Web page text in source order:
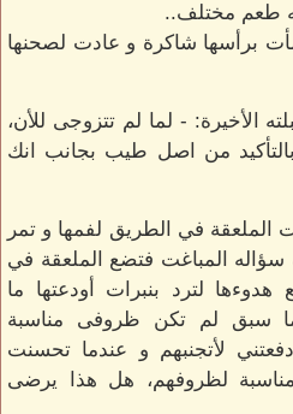
طعم مختلف..
برأسها شاكرة و عادت لصحنها
الأخيرة: - لما لم تتزوجى للأن،
من اصل طيب بجانب انك
الملعقة في الطريق لفمها و تمر
المباغت فتضع الملعقة في
لترد بنبرات أودعتها ما
سبق لم تكن ظروفى مناسبة
لأتجنبهم و عندما تحسنت
لظروفهم، هل هذا يرضى